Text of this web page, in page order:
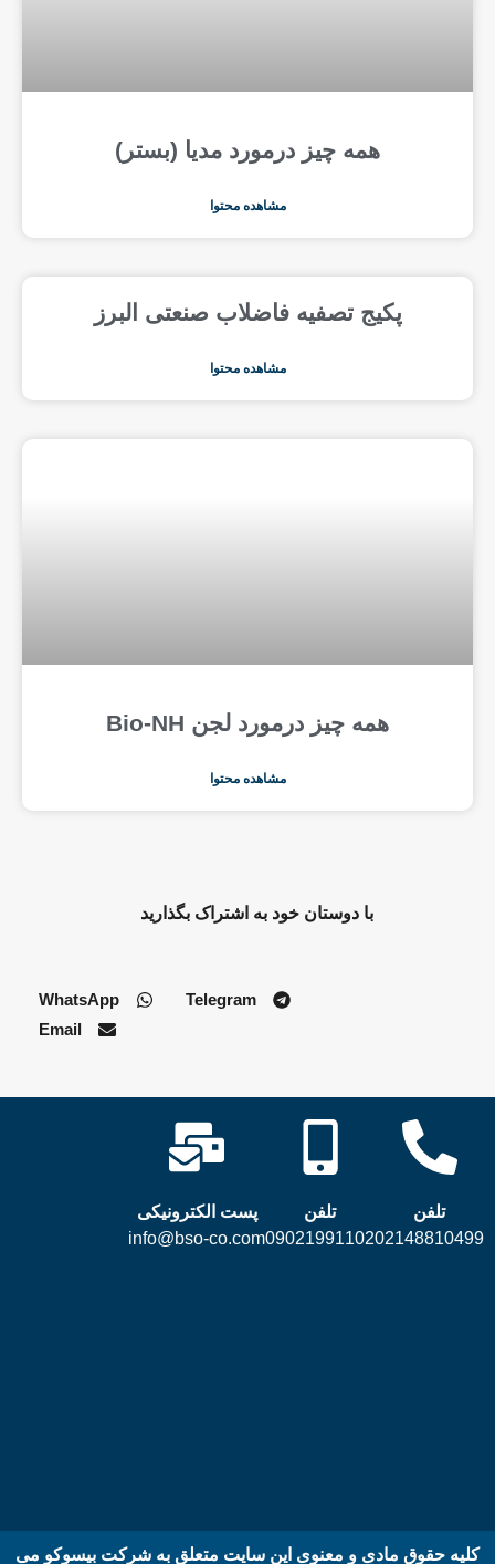
همه چیز درمورد مدیا (بستر)
مشاهده محتوا
پکیج تصفیه فاضلاب صنعتی البرز
مشاهده محتوا
همه چیز درمورد لجن Bio-NH
مشاهده محتوا
با دوستان خود به اشتراک بگذارید
Telegram
WhatsApp
Email
تلفن
02148810499
تلفن
09021991102
پست الکترونیکی
info@bso-co.com
کلیه حقوق مادی و معنوی این سایت متعلق به شرکت بیسوکو می